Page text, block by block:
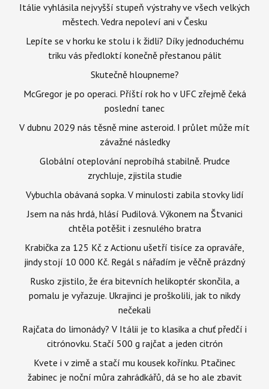
Itálie vyhlásila nejvyšší stupeň výstrahy ve všech velkých
městech. Vedra nepoleví ani v Česku
Lepíte se v horku ke stolu i k židli? Díky jednoduchému
triku vás předloktí konečně přestanou pálit
Skutečně hloupneme?
McGregor je po operaci. Příští rok ho v UFC zřejmě čeká
poslední tanec
V dubnu 2029 nás těsně mine asteroid. I průlet může mít
závažné následky
Globální oteplování neprobíhá stabilně. Prudce
zrychluje, zjistila studie
Vybuchla obávaná sopka. V minulosti zabila stovky lidí
Jsem na nás hrdá, hlásí Pudilová. Výkonem na Štvanici
chtěla potěšit i zesnulého bratra
Krabička za 125 Kč z Actionu ušetří tisíce za opraváře,
jindy stojí 10 000 Kč. Regál s nářadím je věčně prázdný
Rusko zjistilo, že éra bitevních helikoptér skončila, a
pomalu je vyřazuje. Ukrajinci je proškolili, jak to nikdy
nečekali
Rajčata do limonády? V Itálii je to klasika a chuť předčí i
citrónovku. Stačí 500 g rajčat a jeden citrón
Kvete i v zimě a stačí mu kousek kořínku. Ptačinec
žabinec je noční můra zahrádkářů, dá se ho ale zbavit